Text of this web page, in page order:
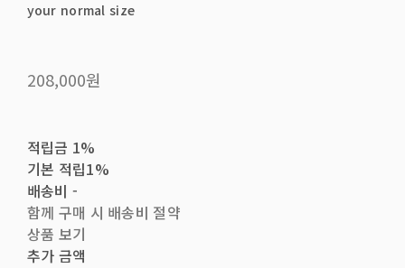
your normal size
208,000원
적립금 1%
기본 적립1%
배송비 -
함께 구매 시 배송비 절약
상품 보기
추가 금액